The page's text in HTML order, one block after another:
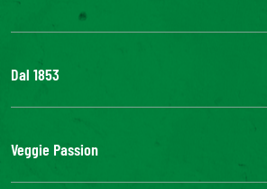
Dal 1853
Il Gruppo
La nostra filiera
Lavora con noi
Veggie Passion
l'ABC delle verdure